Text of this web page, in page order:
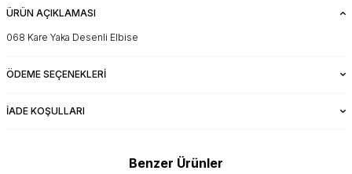
ÜRÜN AÇIKLAMASI
068 Kare Yaka Desenli Elbise
ÖDEME SEÇENEKLERI
İADE KOŞULLARI
Benzer Ürünler